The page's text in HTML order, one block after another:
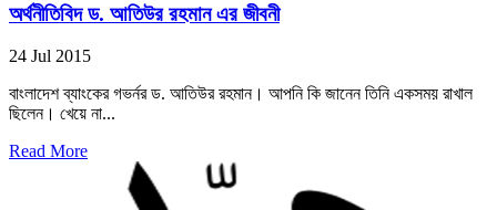
অর্থনীতিবিদ ড. আতিউর রহমান এর জীবনী
24 Jul 2015
বাংলাদেশ ব্যাংকের গভর্নর ড. আতিউর রহমান। আপনি কি জানেন তিনি একসময় রাখাল
ছিলেন। খেয়ে না...
Read More